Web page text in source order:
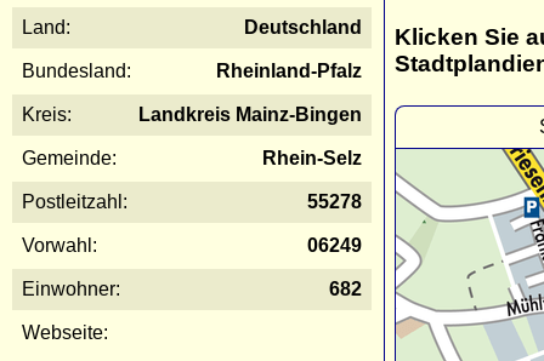
Land: Deutschland
Bundesland: Rheinland-Pfalz
Kreis: Landkreis Mainz-Bingen
Gemeinde: Rhein-Selz
Postleitzahl: 55278
Vorwahl: 06249
Einwohner: 682
Webseite:
Klicken Sie